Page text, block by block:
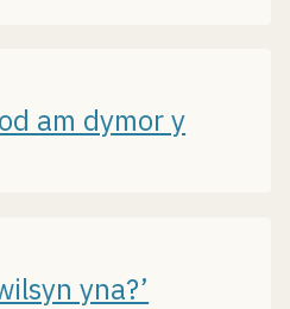
am dymor y
yna?’